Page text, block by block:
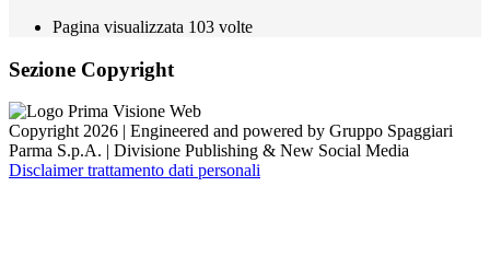
Pagina visualizzata 103 volte
Sezione Copyright
Copyright 2026 | Engineered and powered by Gruppo Spaggiari
Parma S.p.A. | Divisione Publishing & New Social Media
Disclaimer trattamento dati personali